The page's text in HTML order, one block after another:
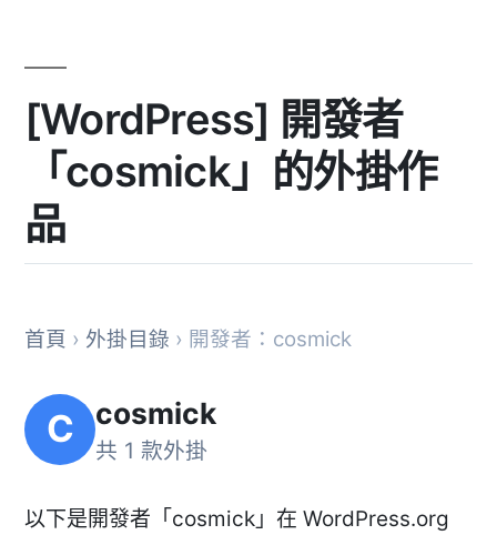
[WordPress] 開發者
「cosmick」的外掛作
品
首頁 › 外掛目錄 › 開發者：cosmick
C cosmick
共 1 款外掛
以下是開發者「cosmick」在 WordPress.org